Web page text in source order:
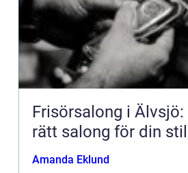
Frisörsalong i
rätt salong för din
Amanda Eklund